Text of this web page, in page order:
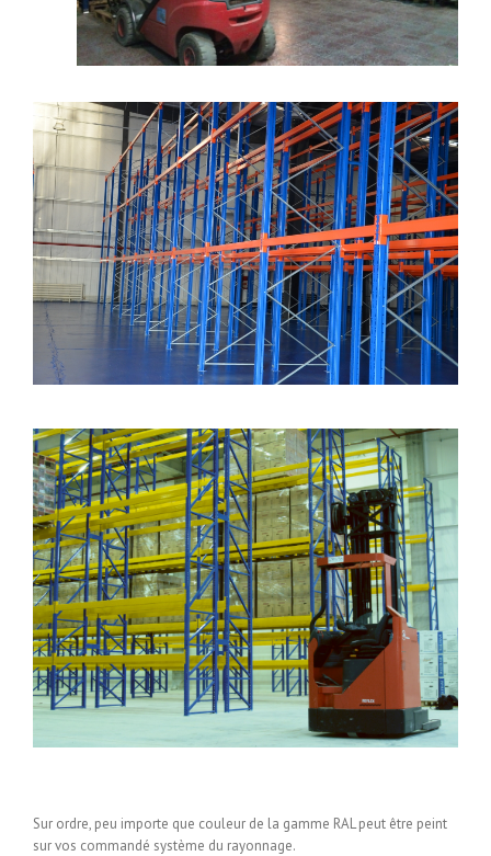
Sur ordre, peu importe que couleur de la gamme RAL peut être peint
sur vos commandé système du rayonnage.